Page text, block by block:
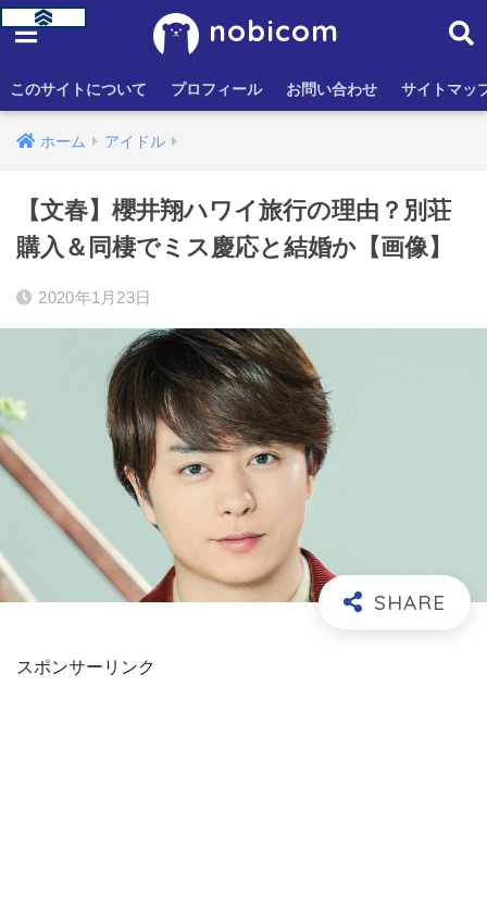
nobicom
このサイトについて プロフィール お問い合わせ サイトマッ
ホーム アイドル
【文春】櫻井翔ハワイ旅行の理由？別荘
購入＆同棲でミス慶応と結婚か【画像】
2020年1月23日
スポンサーリンク